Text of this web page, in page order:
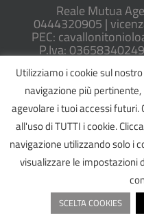
Reale Mutua
0444320905 |
PEC:
P.Iva:
©2026 Reale Mutua Agenzia di
Powered by2000Net
Utilizziamo i cookie sul
navigazione più
agevolare i tuoi accessi futuri.
all'uso di TUTTI i cookie.
navigazione utilizzando solo i
visualizzare le impostazioni
SCELTA COOKIES